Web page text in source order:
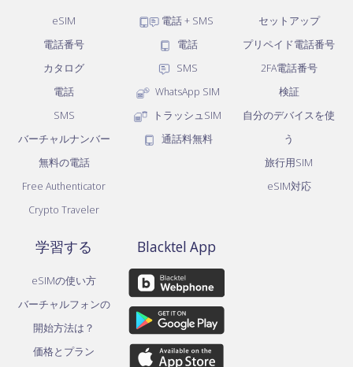
eSIM
電話番号
カタログ
電話
SMS
バーチャルナンバー
無料の電話
Free Authenticator
Crypto Traveler
電話 + SMS
電話
SMS
WhatsApp SIM
トラッシュSIM
通話料無料
セットアップ
プリペイド電話番号
2FA電話番号
検証
自分のデバイスを使
う
旅行用SIM
eSIM対応
学習する
eSIMの使い方
バーチャルフォンの
開始方法は？
価格とプラン
Blacktel App